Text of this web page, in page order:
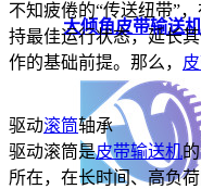
大倾角皮带输送机
不知疲倦的“传送纽带”
持最佳运行状态，延长
作的基础前提。那么，
驱动滚筒轴承
驱动滚筒是皮带输送机
所在，在长时间、高负